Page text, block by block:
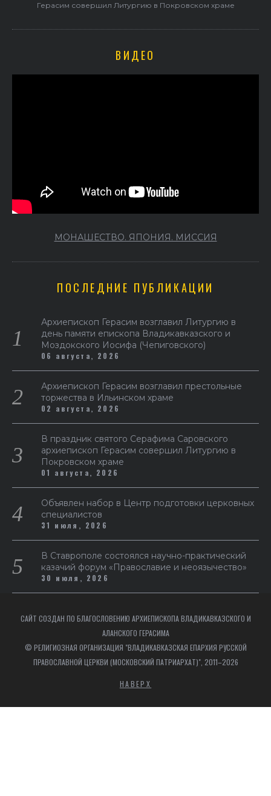
Герасим совершил Литургию в Покровском храме
ВИДЕО
МОНАШЕСТВО. ЯПОНИЯ. МИССИЯ
ПОСЛЕДНИЕ ПУБЛИКАЦИИ
Архиепископ Герасим возглавил Литургию в
день памяти епископа Владикавказского и
Моздокского Иосифа (Чепиговского)
06 августа, 2026
Архиепископ Герасим возглавил престольные
торжества в Ильинском храме
02 августа, 2026
В праздник святого Серафима Саровского
архиепископ Герасим совершил Литургию в
Покровском храме
01 августа, 2026
Объявлен набор в Центр подготовки церковных
специалистов
31 июля, 2026
В Ставрополе состоялся научно-практический
казачий форум «Православие и неоязычество»
30 июля, 2026
САЙТ СОЗДАН ПО БЛАГОСЛОВЕНИЮ АРХИЕПИСКОПА ВЛАДИКАВКАЗСКОГО И
АЛАНСКОГО ГЕРАСИМА
© РЕЛИГИОЗНАЯ ОРГАНИЗАЦИЯ "ВЛАДИКАВКАЗСКАЯ ЕПАРХИЯ РУССКОЙ
ПРАВОСЛАВНОЙ ЦЕРКВИ (МОСКОВСКИЙ ПАТРИАРХАТ)", 2011–2026
НАВЕРХ